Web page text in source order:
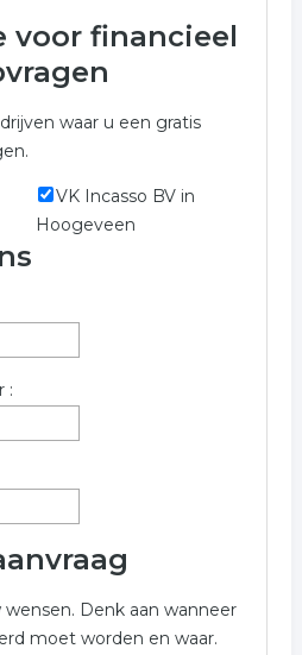
de regio Emmen om een prijs
voor financieel adviseur in
formulier dan zo
bedrijven zijn gelinkt
beleggen
voor financieel
waar u een gratis
VK Incasso BV in
Hoogeveen
:
wensen. Denk aan wanneer
moet worden en waar.